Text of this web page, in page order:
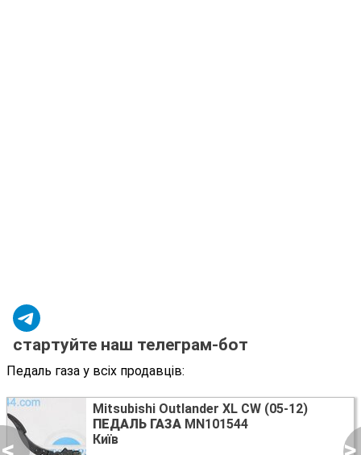
стартуйте наш телеграм-бот
Педаль газа у всіх продавців:
Mitsubishi Outlander XL CW (05-12)
ПЕДАЛЬ ГАЗА MN101544
Київ